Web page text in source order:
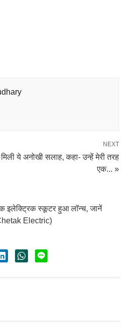
NEXT
मिली ये अनोखी सलाह, कहा- उन्हें मेरी तरह
एक... »
इलेक्ट्रिक स्कूटर हुआ लॉन्च, जानें
Electric)